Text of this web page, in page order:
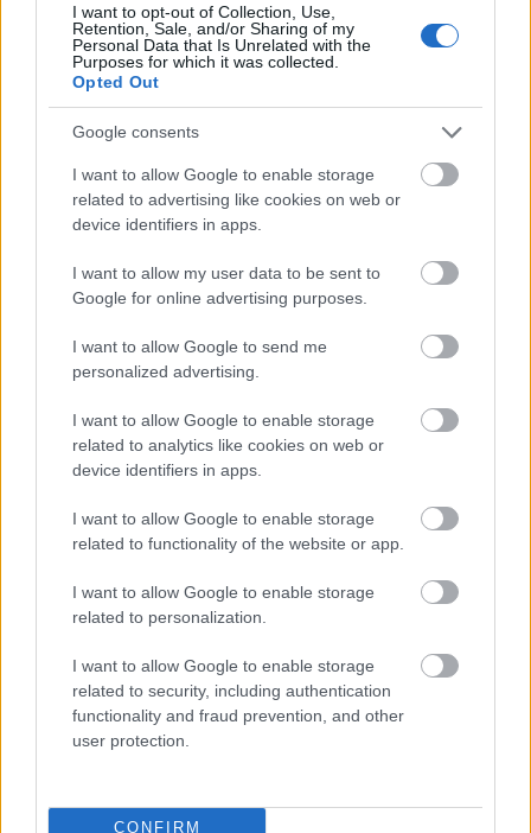
I want to opt-out of Collection, Use,
Retention, Sale, and/or Sharing of my
Personal Data that Is Unrelated with the
Purposes for which it was collected.
Opted Out
Google consents
I want to allow Google to enable storage
related to advertising like cookies on web or
device identifiers in apps.
I want to allow my user data to be sent to
Google for online advertising purposes.
I want to allow Google to send me
personalized advertising.
I want to allow Google to enable storage
related to analytics like cookies on web or
device identifiers in apps.
I want to allow Google to enable storage
related to functionality of the website or app.
I want to allow Google to enable storage
related to personalization.
I want to allow Google to enable storage
related to security, including authentication
functionality and fraud prevention, and other
user protection.
CONFIRM
Szeptember 11-én a Soproni Petőfi Színház Az
üvegcipőt mutatja be a nagyszínpadon, Molnár
Ferenc darabjátPataki Andrásállította színpadra.
Szeptember 12-én a Miskolci Nemzeti Színház Bródy
Rusznyák
Gábor rendezésében.
A fesztivált szeptember 13-án a Pécsi Nemzeti
Színház Georges FeydeauBolha a fülbecímű
előadása zárja, amelyetMéhes László
színpadra.
A Thália Színház év közben is számos vidéki előadást
fogad, így szoros kapcsolatot ápol a vidéki
teátrumokkal. A fesztivál programja ezeket a
gondolkodás eredményeképp jött létre - mondta el
az MTI kérdéséreLantos Anikó.
A meghívott előadásokatKoronczay Lilla
színművész,
Egressy Zoltáníró ésHetesi Mónika "közönség
zsűritag", valamint háromtagú diákzsűri fogja
értékelni.
A színházi produkciók mellett a fesztivált